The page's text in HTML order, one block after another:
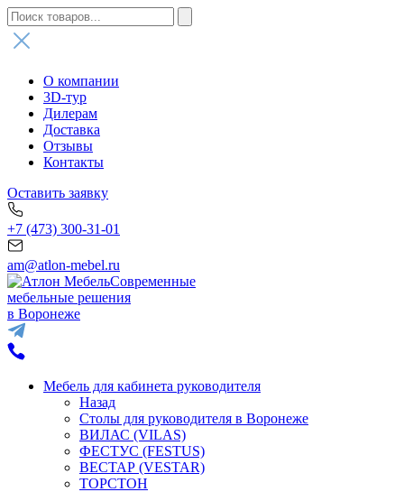
О компании
3D-тур
Дилерам
Доставка
Отзывы
Контакты
Оставить заявку
+7 (473) 300-31-01
am@atlon-mebel.ru
Современные
мебельные решения
в Воронеже
Мебель для кабинета руководителя
Назад
Столы для руководителя в Воронеже
ВИЛАС (VILAS)
ФЕСТУС (FESTUS)
ВЕСТАР (VESTAR)
ТОРСТОН